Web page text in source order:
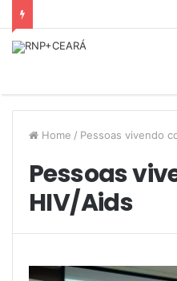
Home / Pessoas vivendo
Pessoas
HIV/Aids